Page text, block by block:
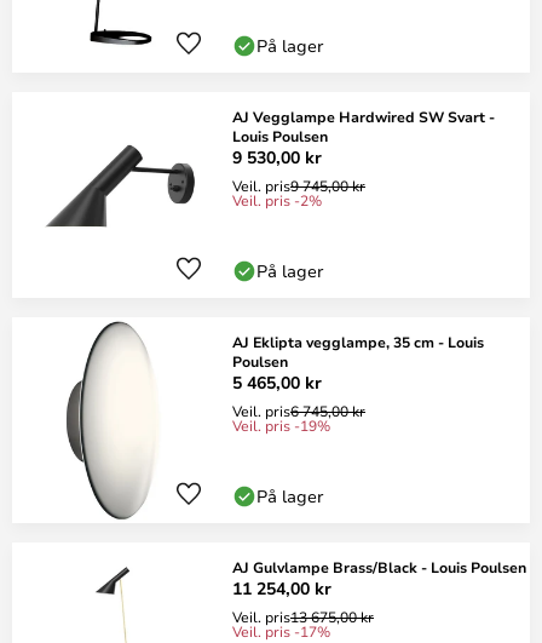
På lager
AJ Vegglampe Hardwired SW Svart -
Louis Poulsen
9 530,00 kr
Veil. pris9 745,00 kr
Veil. pris -2%
På lager
AJ Eklipta vegglampe, 35 cm - Louis
Poulsen
5 465,00 kr
Veil. pris6 745,00 kr
Veil. pris -19%
På lager
AJ Gulvlampe Brass/Black - Louis Poulsen
11 254,00 kr
Veil. pris13 675,00 kr
Veil. pris -17%